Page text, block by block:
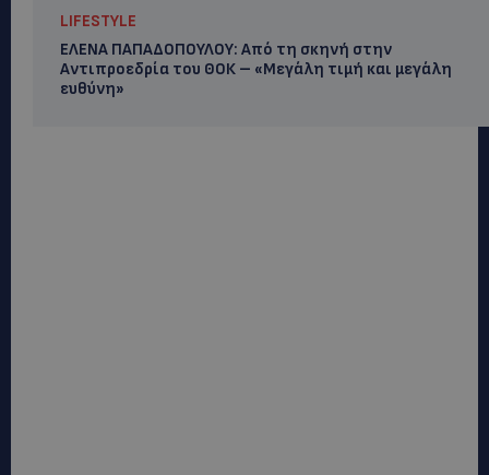
LIFESTYLE
ΕΛΕΝΑ ΠΑΠΑΔΟΠΟΥΛΟΥ: Από τη σκηνή στην
Αντιπροεδρία του ΘΟΚ – «Μεγάλη τιμή και μεγάλη
ευθύνη»